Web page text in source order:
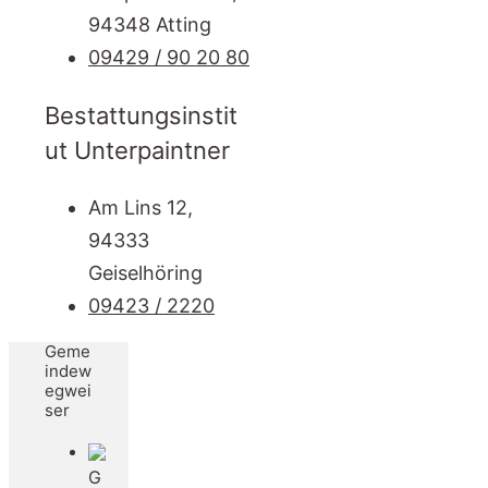
94348 Atting
09429 / 90 20 80
Bestattungsinstit
ut Unterpaintner
Am Lins 12,
94333
Geiselhöring
09423 / 2220
Geme
indew
egwei
ser
G